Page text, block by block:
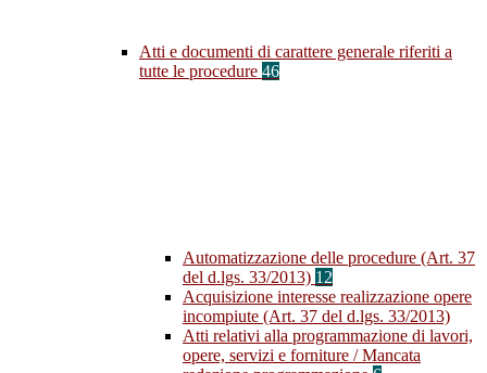
Atti e documenti di carattere generale riferiti a
tutte le procedure 46
Automatizzazione delle procedure (Art. 37
del d.lgs. 33/2013) 12
Acquisizione interesse realizzazione opere
incompiute (Art. 37 del d.lgs. 33/2013)
Atti relativi alla programmazione di lavori,
opere, servizi e forniture / Mancata